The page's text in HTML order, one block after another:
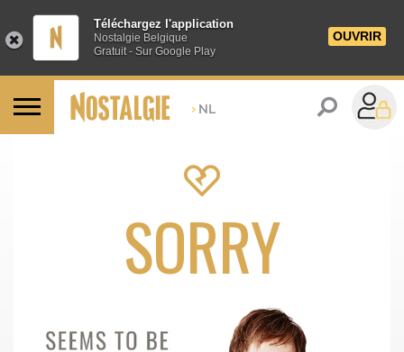
Téléchargez l'application
Nostalgie Belgique
Gratuit - Sur Google Play
OUVRIR
> NL
SORRY